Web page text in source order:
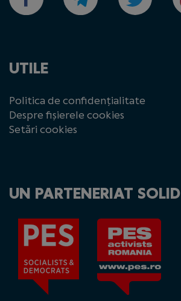
UTILE
Politica de confidențialitate
Despre fișierele cookies
Setări cookies
UN PARTENERIAT SOLID